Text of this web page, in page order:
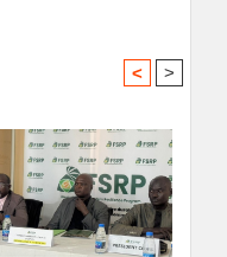
< >